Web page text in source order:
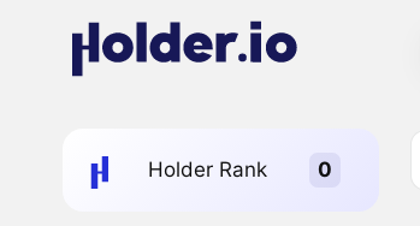
Holder Rank